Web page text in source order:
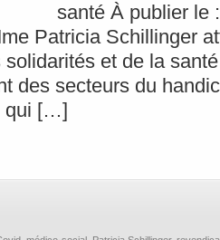
santé À publier le
Patricia Schillinger
et de la
des secteurs du
qui […]